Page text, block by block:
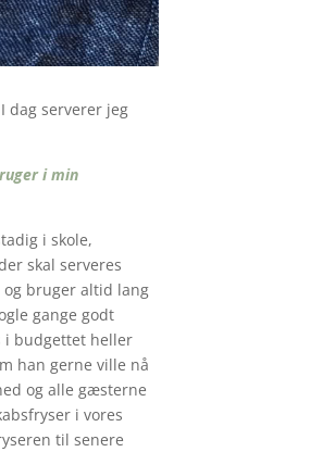
dag serverer jeg
i min
i skole,
skal serveres
bruger altid lang
gange godt
i budgettet heller
han gerne ville nå
og alle gæsterne
i vores
til senere